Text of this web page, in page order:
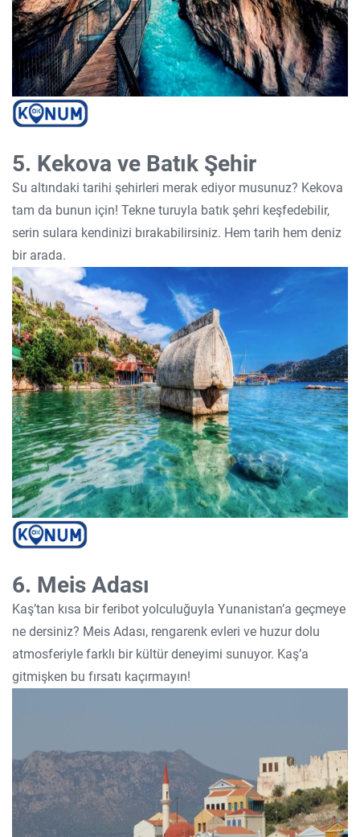
5. Kekova ve Batık Şehir
Su altındaki tarihi şehirleri merak ediyor musunuz? Kekova
tam da bunun için! Tekne turuyla batık şehri keşfedebilir,
serin sulara kendinizi bırakabilirsiniz. Hem tarih hem deniz
bir arada.
6. Meis Adası
Kaş’tan kısa bir feribot yolculuğuyla Yunanistan’a geçmeye
ne dersiniz? Meis Adası, rengarenk evleri ve huzur dolu
atmosferiyle farklı bir kültür deneyimi sunuyor. Kaş’a
gitmişken bu fırsatı kaçırmayın!